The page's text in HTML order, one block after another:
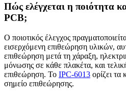
Πώς ελέγχεται η ποιότητα
PCB;
Ο ποιοτικός έλεγχος
εισερχόμενη επιθεώρηση υλικών,
επιθεώρηση μετά τη χάραξη,
μόνωσης σε κάθε πλακέτα, και
επιθεώρηση. Το IPC-6013 ορίζει τα
σημείο επιθεώρησης.